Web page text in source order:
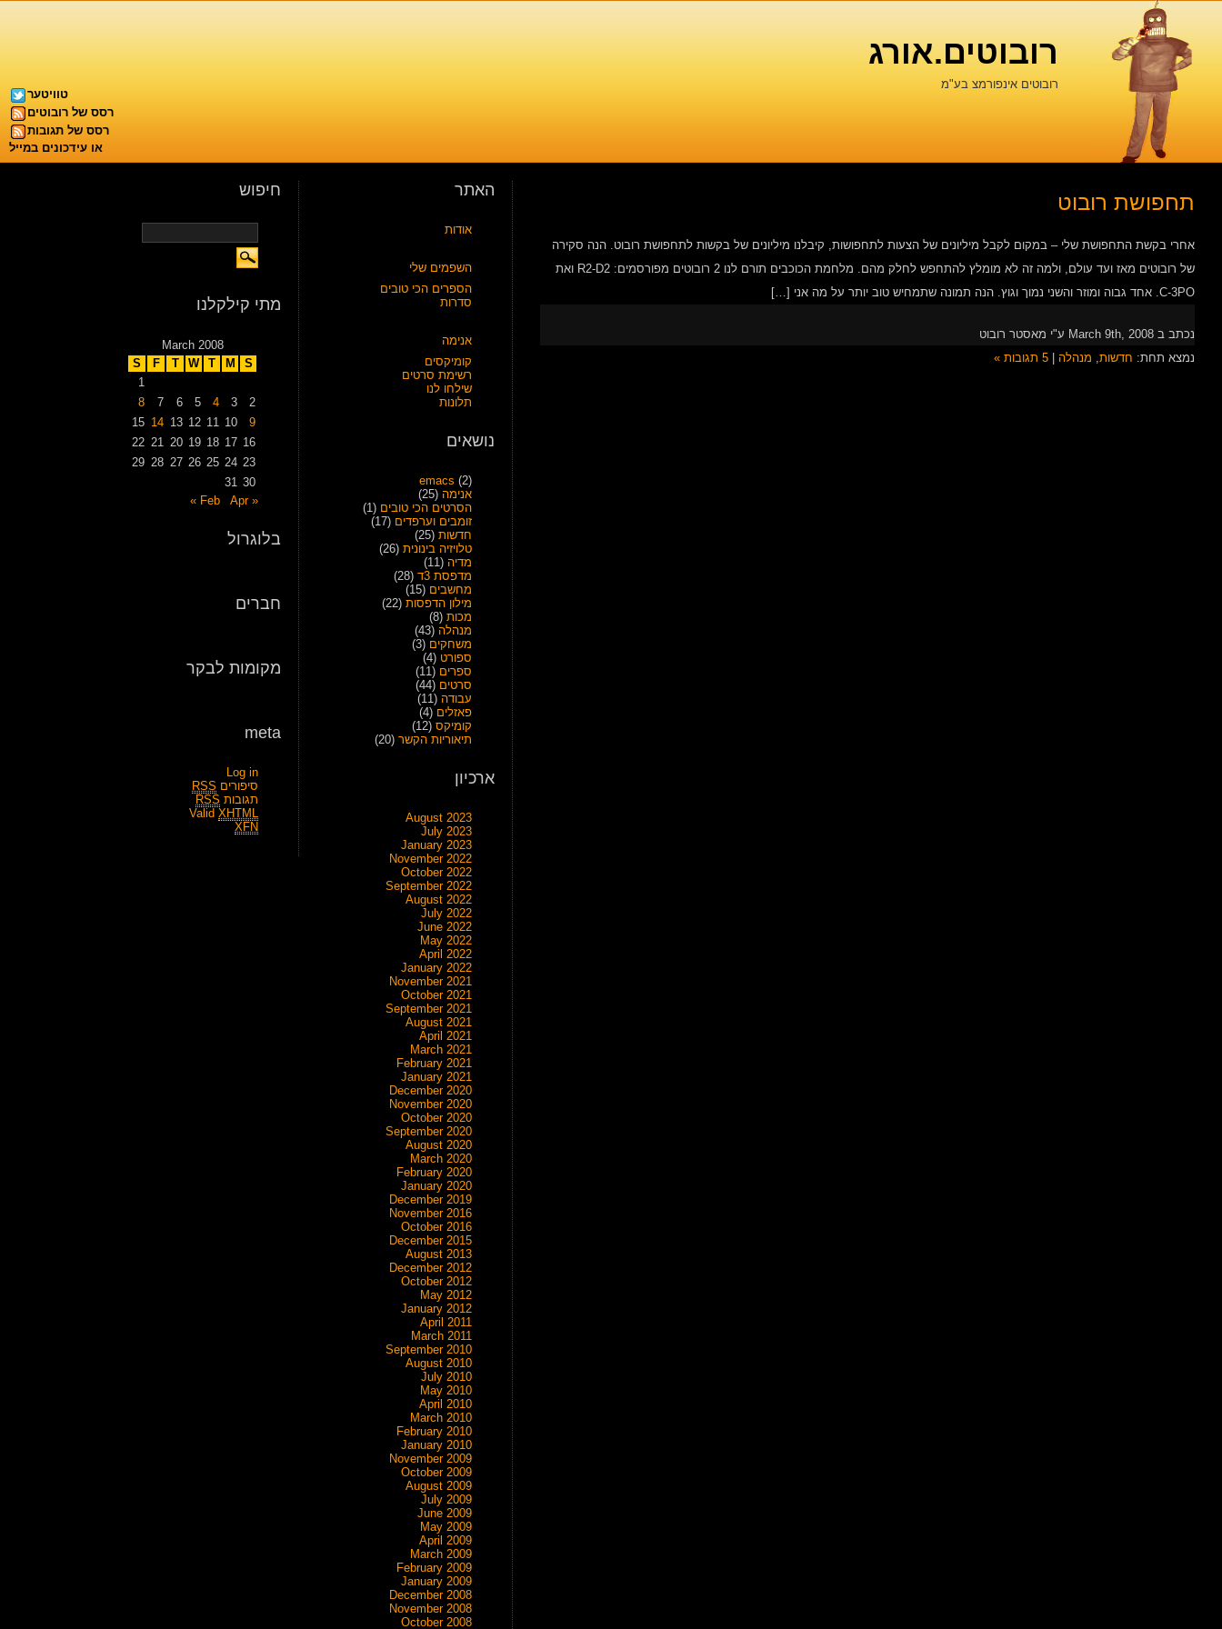
רובוטים.אורג
רובוטים אינפורמצ בע"מ
טוויטער
רסס של רובוטים
רסס של תגובות
או עידכונים במייל
תחפושת רובוט
אחרי בקשת התחפושת שלי – במקום לקבל מיליונים של הצעות לתחפושות, קיבלנו מיליונים של בקשות לתחפושת רובוט. הנה סקירה
של רובוטים מאז ועד עולם, ולמה זה לא מומלץ להתחפש לחלק מהם. מלחמת הכוכבים תורם לנו 2 רובוטים מפורסמים: R2-D2 ואת
C-3PO. אחד גבוה ומוזר והשני נמוך וגוץ. הנה תמונה שתמחיש טוב יותר על מה אני […]
נכתב ב March 9th, 2008 ע"י מאסטר רובוט
נמצא תחת: חדשות, מנהלה 5 תגובות »
האתר
אודות
השפמים שלי
הספרים הכי טובים
סדרות
אנימה
קומיקסים
רשימת סרטים
שילחו לנו
תלונות
נושאים
emacs (2)
אנימה (25)
הסרטים הכי טובים (1)
זומבים וערפדים (17)
חדשות(25)
טלויזיה בינונית(26)
מדיה (11)
מדפסת 3ד
(28)
מחשבים (15)
מילון הדפסות(22)
מכות(8)
מנהלה (43)
משחקים (3)
ספורט (4)
ספרים (11)
סרטים (44)
עבודה (11)
פאזלים (4)
קומיקס(12)
תיאוריות הקשר(20)
ארכיון
August 2023
July 2023
January 2023
November 2022
October 2022
September 2022
August 2022
July 2022
June 2022
May 2022
April 2022
January 2022
November 2021
October 2021
September 2021
August 2021
April 2021
March 2021
February 2021
January 2021
December 2020
November 2020
October 2020
September 2020
August 2020
March 2020
February 2020
January 2020
December 2019
November 2016
October 2016
December 2015
August 2013
December 2012
October 2012
May 2012
January 2012
April 2011
March 2011
September 2010
August 2010
July 2010
May 2010
April 2010
March 2010
February 2010
January 2010
November 2009
October 2009
August 2009
July 2009
June 2009
May 2009
April 2009
March 2009
February 2009
January 2009
December 2008
November 2008
October 2008
חיפוש
מתי קילקלנו
March 2008
S
M
T
W
T
F
S
1
2
3
4
5
6
7
8
9
10
11
12
13
14
15
16
17
18
19
20
21
22
23
24
25
26
27
28
29
30
31
« Feb
Apr »
בלוגרול
חברים
מקומות לבקר
meta
Log in
סיפורים RSS
תגובות RSS
ValidXHTML
XFN